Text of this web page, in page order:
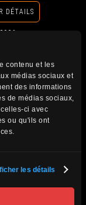
contenu et les
médias sociaux et
des informations
de médias sociaux,
ci avec
ou qu'ils ont
les détails
DÉTAILS